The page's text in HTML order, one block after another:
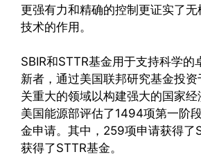
更强有力和精确的控制更证实了
技术的作用。
SBIR和STTR基金用于支持科学的
新者，通过美国联邦研究基金投
关重大的领域以构建强大的国家经
美国能源部评估了1494项第一阶
金申请。其中，259项申请获得了
获得了STTR基金。